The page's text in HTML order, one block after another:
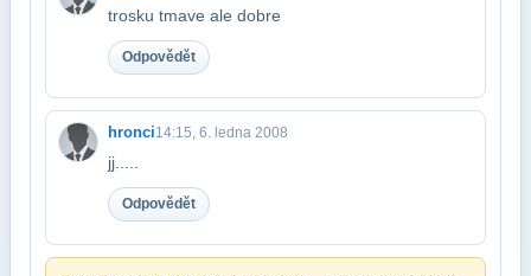
trosku tmave ale dobre
Odpovědět
hronci14:15, 6. ledna 2008
jj.....
Odpovědět